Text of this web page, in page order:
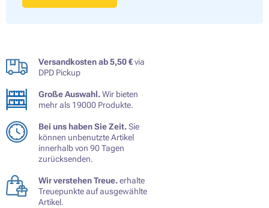
Versandkosten ab 5,50 €via
DPD Pickup
Große Auswahl.Wir bieten
mehr als 19000 Produkte.
Bei uns haben Sie Zeit.Sie
können unbenutzte Artikel
innerhalb von 90 Tagen
zurücksenden.
Wir verstehen Treue.erhalte
Treuepunkte auf ausgewählte
Artikel.